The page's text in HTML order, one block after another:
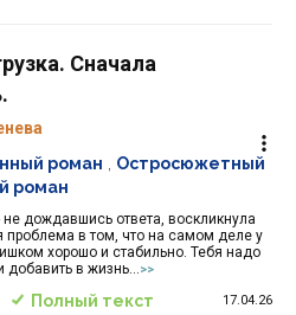
Сначала
не дождавшись ответа, воскликнула
проблема в том, что на самом деле у
хорошо и стабильно. Тебя надо
добавить в жизнь...
>>
роман
Остросюжетный
роман
Полный текст 17.04.26